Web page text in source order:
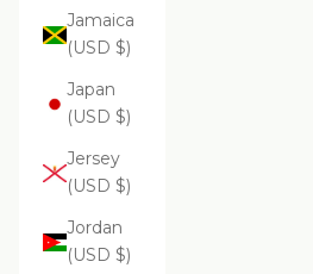
Jamaica
(USD $)
Japan
(USD $)
Jersey
(USD $)
Jordan
(USD $)